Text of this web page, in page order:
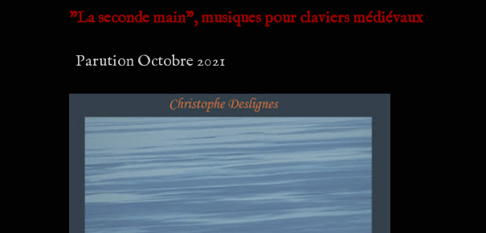
"La seconde main", musiques pour claviers médiévaux
Parution Octobre 2021